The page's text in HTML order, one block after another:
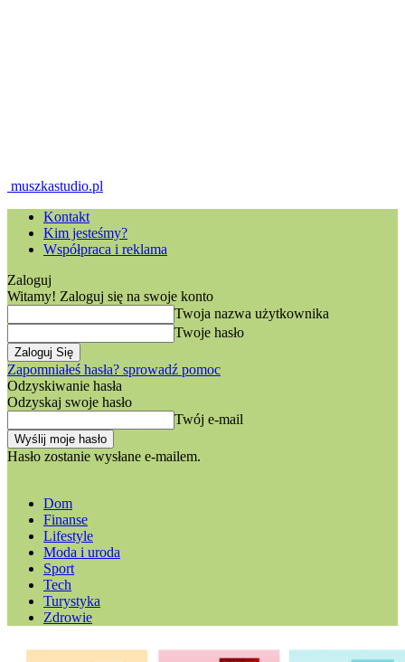
muszkastudio.pl
Kontakt
Kim jesteśmy?
Współpraca i reklama
Zaloguj
Witamy! Zaloguj się na swoje konto
Twoja nazwa użytkownika
Twoje hasło
Zapomniałeś hasła? sprowadź pomoc
Odzyskiwanie hasła
Odzyskaj swoje hasło
Twój e-mail
Hasło zostanie wysłane e-mailem.
Dom
Finanse
Lifestyle
Moda i uroda
Sport
Tech
Turystyka
Zdrowie